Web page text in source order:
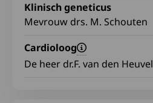
Klinisch geneticus
Mevrouw drs. M. Schouten
Cardioloog
De heer dr.F. van den Heuvel